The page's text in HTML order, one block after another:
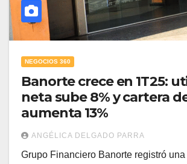
NEGOCIOS 360
Banorte crece en 1T25:
neta sube 8% y cartera
aumenta 13%
ANGÉLICA DELGADO PARRA
Grupo Financiero Banorte registró